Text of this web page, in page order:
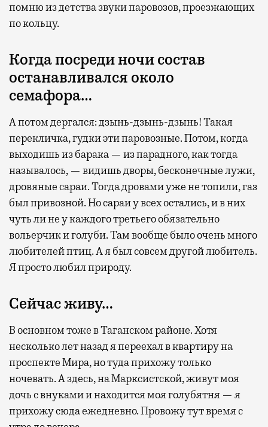
помню из детства звуки паровозов, проезжающих
по кольцу.
Когда посреди ночи состав
останавливался около
семафора…
А потом дергался: дзынь-дзынь-дзынь! Такая
перекличка, гудки эти паровозные. Потом, когда
выходишь из барака — из парадного, как тогда
называлось, — видишь дворы, бесконечные лужи,
дровяные сараи. Тогда дровами уже не топили, газ
был привозной. Но сараи у всех остались, и в них
чуть ли не у каждого третьего обязательно
вольерчик и голуби. Там вообще было очень много
любителей птиц. А я был совсем другой любитель.
Я просто любил природу.
Сейчас живу…
В основном тоже в Таганском районе. Хотя
несколько лет назад я переехал в квартиру на
проспекте Мира, но туда прихожу только
ночевать. А здесь, на Марксистской, живут моя
дочь с внуками и находится моя голубятня — я
прихожу сюда ежедневно. Провожу тут время с